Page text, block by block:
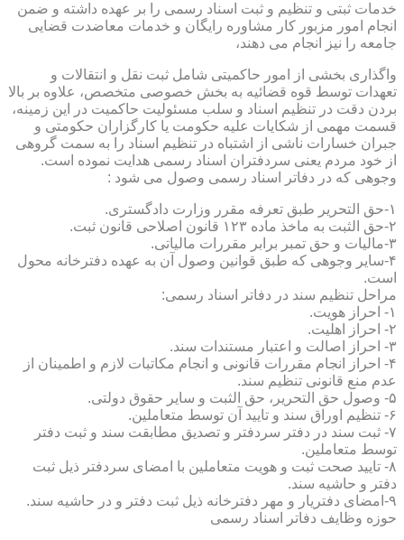
خدمات ثبتی و تنظیم و ثبت اسناد رسمی را بر عهده داشته و ضمن
انجام امور مزبور کار مشاوره رایگان و خدمات معاضدت قضایی
جامعه را نیز انجام می دهند،
واگذاری بخشی از امور حاکمیتی شامل ثبت نقل و انتقالات و
تعهدات توسط قوه قضائیه به بخش خصوصی متخصص، علاوه بر بالا
بردن دقت در تنظیم اسناد و سلب مسئولیت حاکمیت در این زمینه،
قسمت مهمی از شکایات علیه حکومت یا کارگزاران حکومتی و
جبران خسارات ناشی از اشتباه در تنظیم اسناد را به سمت گروهی
از خود مردم یعنی سردفتران اسناد رسمی هدایت نموده است.
وجوهی که در دفاتر اسناد رسمی وصول می شود :
۱-حق التحریر طبق تعرفه مقرر وزارت دادگستری.
۲-حق الثبت به ماخذ ماده ۱۲۳ قانون اصلاحی قانون ثبت.
۳-مالیات و حق تمبر برابر مقررات مالیاتی.
۴-سایر وجوهی که طبق قوانین وصول آن به عهده دفترخانه محول
است.
مراحل تنظیم سند در دفاتر اسناد رسمی:
۱- احراز هویت.
۲- احراز اهلیت.
۳- احراز اصالت و اعتبار مستندات سند.
۴- احراز انجام مقررات قانونی و انجام مکاتبات لازم و اطمینان از
عدم منع قانونی تنظیم سند.
۵- وصول حق التحریر، حق الثبت و سایر حقوق دولتی.
۶- تنظیم اوراق سند و تایید آن توسط متعاملین.
۷- ثبت سند در دفتر سردفتر و تصدیق مطابقت سند و ثبت دفتر
توسط متعاملین.
۸- تایید صحت ثبت و هویت متعاملین با امضای سردفتر ذیل ثبت
دفتر و حاشیه سند.
۹-امضای دفتریار و مهر دفترخانه ذیل ثبت دفتر و در حاشیه سند.
حوزه وظایف دفاتر اسناد رسمی